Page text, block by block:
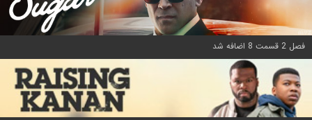
فصل 2 قسمت 8 اضافه شد